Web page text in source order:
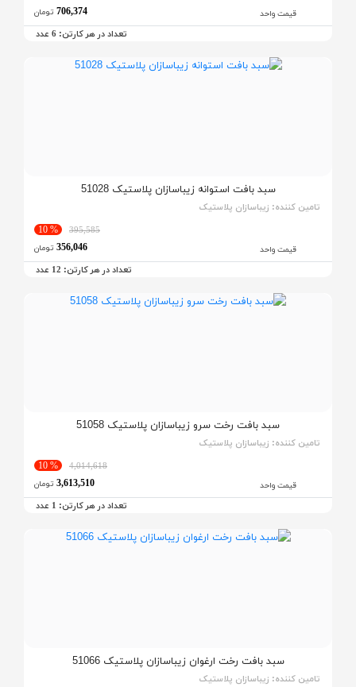
قیمت واحد
706,374 تومان
تعداد در هر کارتن: 6 عدد
سبد بافت استوانه زیباسازان پلاستیک 51028
تامین کننده: زیباسازان پلاستیک
قیمت واحد
395,585
% 10
356,046 تومان
تعداد در هر کارتن: 12 عدد
سبد بافت رخت سرو زیباسازان پلاستیک 51058
تامین کننده: زیباسازان پلاستیک
قیمت واحد
4,014,618
% 10
3,613,510 تومان
تعداد در هر کارتن: 1 عدد
سبد بافت رخت ارغوان زیباسازان پلاستیک 51066
تامین کننده: زیباسازان پلاستیک